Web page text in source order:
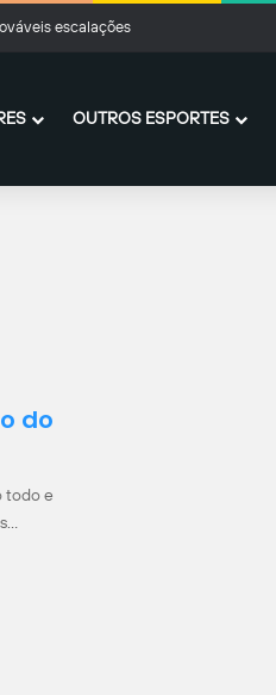
escalações
OUTROS ESPORTES
do
todo e